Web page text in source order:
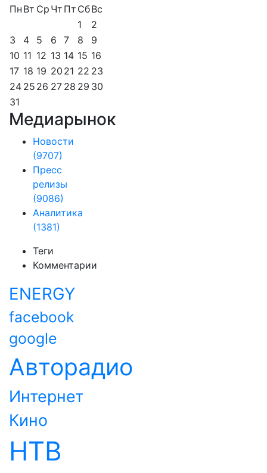
Пн Вт Ср Чт Пт СбВс
1
2
3
4 5 6 7 8
9
10 11 12 13 14 15 16
17 18 19 20 21 22 23
24 25 26 27 28 29 30
31
Медиарынок
Новости
(9707)
Пресс
релизы
(9086)
Аналитика
(1381)
Теги
Комментарии
ENERGY
facebook
google
Авторадио
Интернет
Кино
НТВ